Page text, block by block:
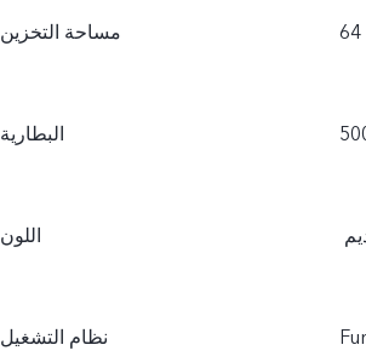
مساحة التخزين
البطارية
اللون
نظام التشغيل